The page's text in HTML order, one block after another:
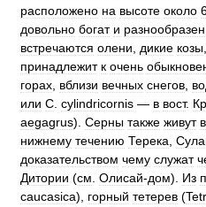
расположено на высоте около
довольно богат и разнообразен
встречаются олени дикие козы
принадлежит к очень
горах вблизи вечных снегов
или С cylindricornis — в вост.
aegagrus). Серны также живут
нижнему течению Терека
доказательством чему служат
Дитории (см Олисай-дом). Из
caucasica), горный тетерев (